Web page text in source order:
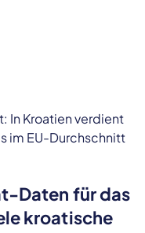
Daten für das
kroatische